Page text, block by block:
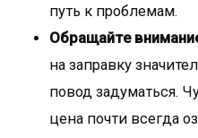
путь к проблемам.
Обращайте
на заправку
повод задуматься.
цена почти всегда